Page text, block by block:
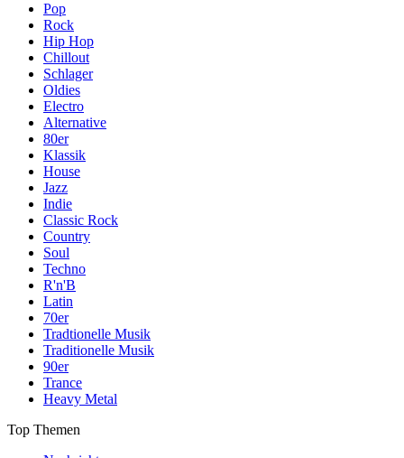
Pop
Rock
Hip Hop
Chillout
Schlager
Oldies
Electro
Alternative
80er
Klassik
House
Jazz
Indie
Classic Rock
Country
Soul
Techno
R'n'B
Latin
70er
Tradtionelle Musik
Traditionelle Musik
90er
Trance
Heavy Metal
Top Themen